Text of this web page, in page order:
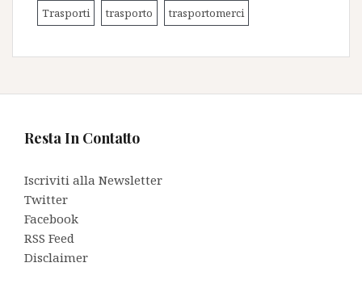
Trasporti trasporto trasportomerci
Resta In Contatto
Iscriviti alla Newsletter
Twitter
Facebook
RSS Feed
Disclaimer